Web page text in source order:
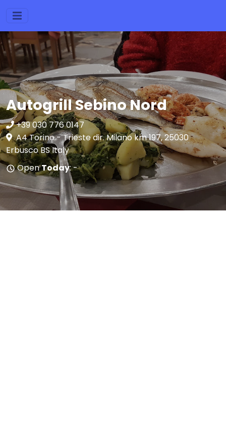
Autogrill Sebino Nord
+39 030 776 0147
A4 Torino - Trieste dir. Milano km 197, 25030
Erbusco BS Italy
OpenToday: -